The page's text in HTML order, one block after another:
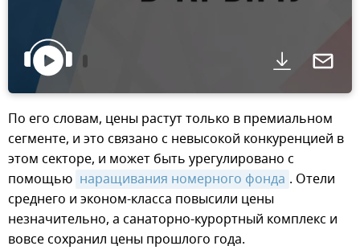
По его словам, цены растут только в премиальном
сегменте, и это связано с невысокой конкуренцией в
этом секторе, и может быть урегулировано с
помощью наращивания номерного фонда . Отели
среднего и эконом-класса повысили цены
незначительно, а санаторно-курортный комплекс и
вовсе сохранил цены прошлого года.